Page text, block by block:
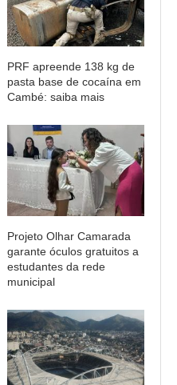
PRF apreende 138 kg de
pasta base de cocaína em
Cambé: saiba mais
Projeto Olhar Camarada
garante óculos gratuitos a
estudantes da rede
municipal